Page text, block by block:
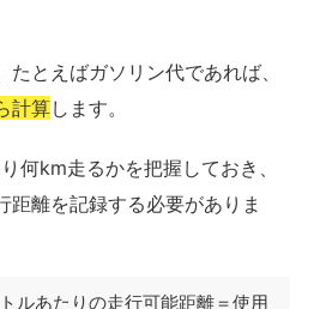
とえばガソリン代であれば、
計算します。
何km走るかを把握しておき、
距離を記録する必要がありま
ルあたりの走行可能距離＝使用